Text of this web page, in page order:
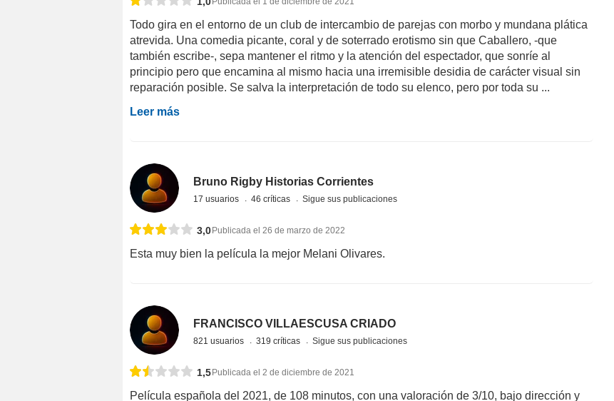
Todo gira en el entorno de un club de intercambio de parejas con morbo y mundana plática
atrevida. Una comedia picante, coral y de soterrado erotismo sin que Caballero, -que
también escribe-, sepa mantener el ritmo y la atención del espectador, que sonríe al
principio pero que encamina al mismo hacia una irremisible desidia de carácter visual sin
reparación posible. Se salva la interpretación de todo su elenco, pero por toda su ...
Leer más
Bruno Rigby Historias Corrientes
17 usuarios 46 críticas Sigue sus publicaciones
3,0 Publicada el 26 de marzo de 2022
Esta muy bien la película la mejor Melani Olivares.
FRANCISCO VILLAESCUSA CRIADO
821 usuarios 319 críticas Sigue sus publicaciones
1,5 Publicada el 2 de diciembre de 2021
Película española del 2021, de 108 minutos, con una valoración de 3/10, bajo dirección y